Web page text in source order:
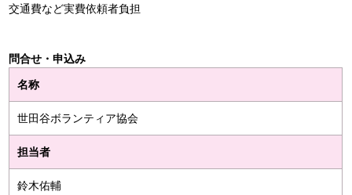
交通費など実費依頼者負担
問合せ・申込み
名称
世田谷ボランティア協会
担当者
鈴木佑輔